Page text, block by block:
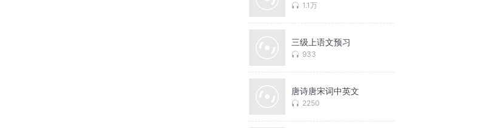
1.1万
三级上语文预习
933
唐诗唐宋词中英文
2250